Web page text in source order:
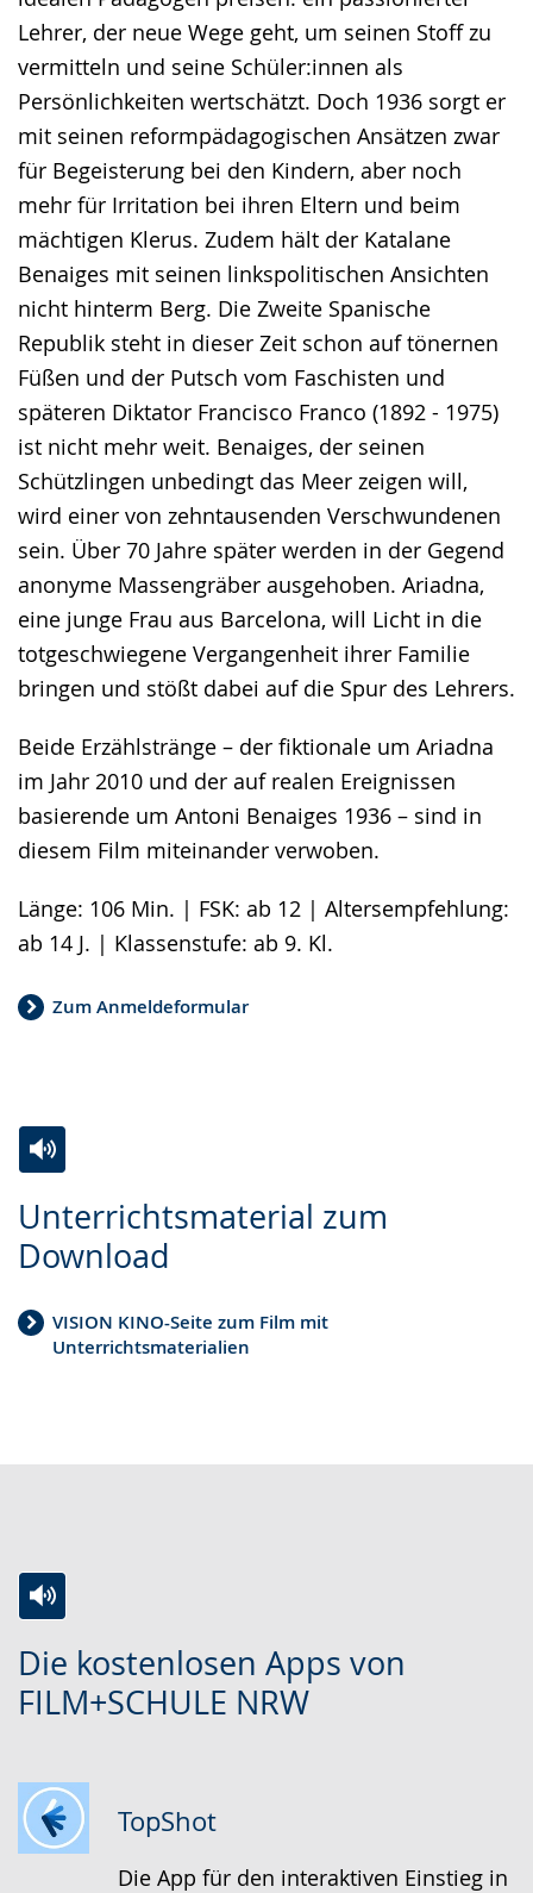
Lehrer, der neue Wege geht, um seinen Stoff zu
vermitteln und seine Schüler:innen als
Persönlichkeiten wertschätzt. Doch 1936 sorgt er
mit seinen reformpädagogischen Ansätzen zwar
für Begeisterung bei den Kindern, aber noch
mehr für Irritation bei ihren Eltern und beim
mächtigen Klerus. Zudem hält der Katalane
Benaiges mit seinen linkspolitischen Ansichten
nicht hinterm Berg. Die Zweite Spanische
Republik steht in dieser Zeit schon auf tönernen
Füßen und der Putsch vom Faschisten und
späteren Diktator Francisco Franco (1892 - 1975)
ist nicht mehr weit. Benaiges, der seinen
Schützlingen unbedingt das Meer zeigen will,
wird einer von zehntausenden Verschwundenen
sein. Über 70 Jahre später werden in der Gegend
anonyme Massengräber ausgehoben. Ariadna,
eine junge Frau aus Barcelona, will Licht in die
totgeschwiegene Vergangenheit ihrer Familie
bringen und stößt dabei auf die Spur des Lehrers.
Beide Erzählstränge – der fiktionale um Ariadna
im Jahr 2010 und der auf realen Ereignissen
basierende um Antoni Benaiges 1936 – sind in
diesem Film miteinander verwoben.
Länge: 106 Min. | FSK: ab 12 | Altersempfehlung:
ab 14 J. | Klassenstufe: ab 9. Kl.
Zum Anmeldeformular
Unterrichtsmaterial zum
Download
VISION KINO-Seite zum Film mit
Unterrichtsmaterialien
Leichten
Sprache
Audio-
Unterstützung.
Video
in
Gebärdensprache
wird
Die kostenlosen Apps von
FILM+SCHULE NRW
Leichten
Sprache
Audio-
Unterstützung.
Video
in
wird
angezeigt.
TopShot
Die App für den interaktiven Einstieg in